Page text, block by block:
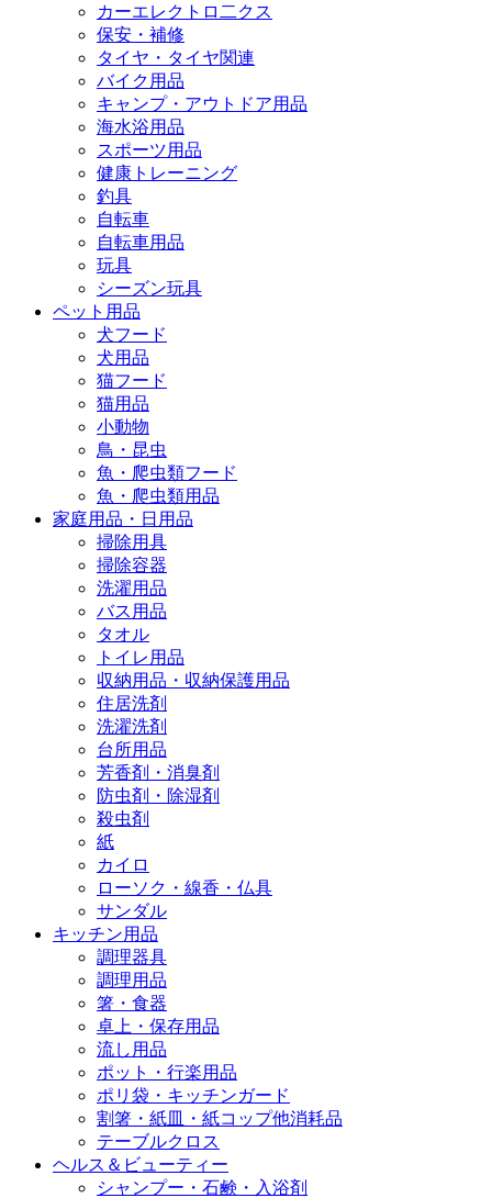
カーエレクトロ二クス
保安・補修
タイヤ・タイヤ関連
バイク用品
キャンプ・アウトドア用品
海水浴用品
スポーツ用品
健康トレーニング
釣具
自転車
自転車用品
玩具
シーズン玩具
ペット用品
犬フード
犬用品
猫フード
猫用品
小動物
鳥・昆虫
魚・爬虫類フード
魚・爬虫類用品
家庭用品・日用品
掃除用具
掃除容器
洗濯用品
バス用品
タオル
トイレ用品
収納用品・収納保護用品
住居洗剤
洗濯洗剤
台所用品
芳香剤・消臭剤
防虫剤・除湿剤
殺虫剤
紙
カイロ
ローソク・線香・仏具
サンダル
キッチン用品
調理器具
調理用品
箸・食器
卓上・保存用品
流し用品
ポット・行楽用品
ポリ袋・キッチンガード
割箸・紙皿・紙コップ他消耗品
テーブルクロス
ヘルス＆ビューティー
シャンプー・石鹸・入浴剤